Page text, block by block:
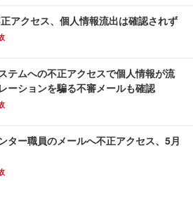
アクセス、個人情報流出は確認されず
テムへの不正アクセスで個人情報が流
ーションを騙る不審メールも確認
ター職員のメールへ不正アクセス、5月